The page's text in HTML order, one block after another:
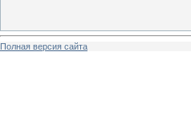
Полная версия сайта